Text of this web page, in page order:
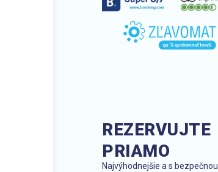
REZERVUJTE
PRIAMO
Najvýhodnejšie a s bezpečnou